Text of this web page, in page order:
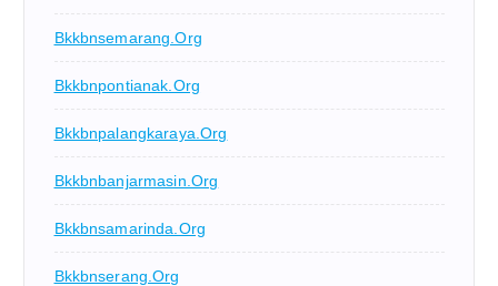
Bkkbnsemarang.org
Bkkbnpontianak.org
Bkkbnpalangkaraya.org
Bkkbnbanjarmasin.org
Bkkbnsamarinda.org
Bkkbnserang.org